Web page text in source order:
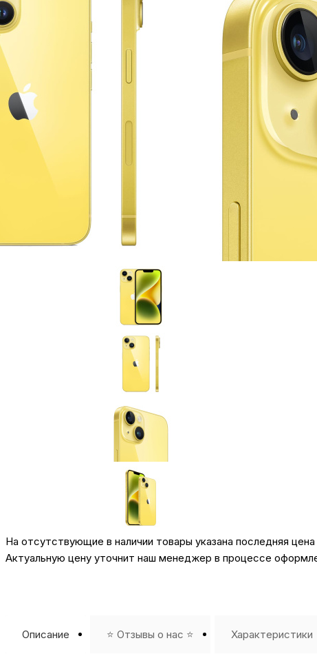
На отсутствующие в наличии товары указана последняя
Актуальную цену уточнит наш менеджер в процессе
Описание ⭐️ Отзывы о нас ⭐️ Характеристики